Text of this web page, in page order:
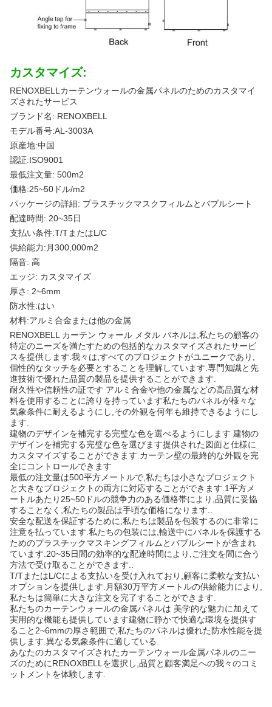
カスタマイズ:
RENOXBELLカーテンウォールの金属パネルのためのカスタマイ
ズされたサービス
ブランド名: RENOXBELL
モデル番号:AL-3003A
原産地:中国
認証:ISO9001
最低注文量: 500m2
価格:25~50ドル/m2
パッケージの詳細: プラスチックマスクフィルムとバブルシート
配達時間: 20~35日
支払い条件:T/TまたはL/C
供給能力:月300,000m2
隔音: 高
エッジ: カスタマイズ
厚さ: 2~6mm
防水性:はい
材料:アルミ合金または他の金属
RENOXBELL カーテン ウォール メタル パネルは,私たちの顧客の
特定のニーズを満たすための包括的なカスタマイズされたサービ
スを提供します.我々は,すべてのプロジェクトがユニークであり,
個性的なタッチを必要とすることを理解しています.専門知識と先
進技術で優れた品質の製品を提供することができます.
耐久性や信頼性の証です アルミ合金や他の金属などの高品質な材
料を使用することに誇りを持っています私たちのパネルが様々な
気象条件に耐えるようにし,その外観を何年も維持できるようにし
ます.
建物のデザインを補完する完璧な色を選べるようにします 建物の
デザインを補完する完璧な色を選びます提供された図面と仕様に
カスタマイズすることができます.カーテン壁の最終的な外観を完
全にコントロールできます
最低の注文量は500平方メートルで,私たちは小さなプロジェクト
と大きなプロジェクトの両方に対応することができます.1平方メ
ートルあたり25~50ドルの競争力のある価格帯により,品質に妥協
することなく,私たちの製品は手頃な価格になります..
安全な配送を保証するために,私たちは製品を包装するのに非常に
注意を払っています.私たちの包装には,輸送中にパネルを保護する
ためのプラスチックマスキングフィルムとバブルシートが含まれ
ています.20~35日間の効率的な配達時間により,ご注文を間に合う
方法で受け取ることができます..
T/TまたはL/Cによる支払いを受け入れており,顧客に柔軟な支払い
オプションを提供します.月額30万平方メートルの供給能力により,
私たちは簡単に大きな注文を完了することができます.
私たちのカーテンウォールの金属パネルは 美学的な魅力に加えて
実用的な機能も提供しています建物に静かで快適な環境を提供す
ること2~6mmの厚さ範囲で,私たちのパネルは優れた防水性能を提
供します.異なる気象条件に適している.
あなたのカスタマイズされたカーテンウォール金属パネルのニー
ズのためにRENOXBELLを選択し,品質と顧客満足への我々のコミ
ットメントを体験します.